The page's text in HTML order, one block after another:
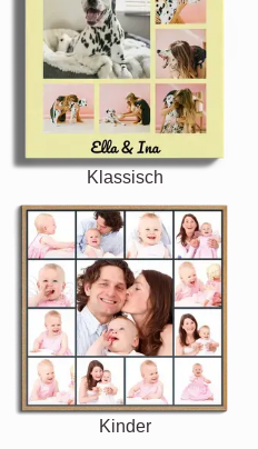
Klassisch
Kinder